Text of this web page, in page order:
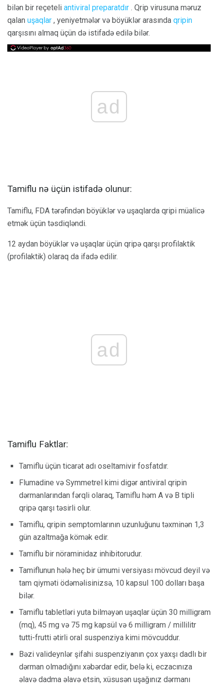
bilən bir reçeteli antiviral preparatdır . Qrip virusuna məruz
qalan uşaqlar , yeniyetmələr və böyüklər arasında qripin
qarşısını almaq üçün də istifadə edilə bilər.
ad
Tamiflu nə üçün istifadə olunur:
Tamiflu, FDA tərəfindən böyüklər və uşaqlarda qripi müalicə
etmək üçün təsdiqləndi.
12 aydan böyüklər və uşaqlar üçün qripə qarşı profilaktik
(profilaktik) olaraq da ifadə edilir.
ad
Tamiflu Faktlar:
Tamiflu üçün ticarət adı oseltamivir fosfatdır.
Flumadine və Symmetrel kimi digər antiviral qripin
dərmanlarından fərqli olaraq, Tamiflu həm A və B tipli
qripə qarşı təsirli olur.
Tamiflu, qripin semptomlarının uzunluğunu təxminən 1,3
gün azaltmağa kömək edir.
Tamiflu bir nöraminidaz inhibitorudur.
Tamiflunun hələ heç bir ümumi versiyası mövcud deyil və
tam qiyməti ödəməlisinizsə, 10 kapsul 100 dolları başa
bilər.
Tamiflu tabletləri yuta bilməyən uşaqlar üçün 30 milligram
(mq), 45 mg və 75 mg kapsül və 6 milligram / millilitr
tutti-frutti ətirli oral suspenziya kimi mövcuddur.
Bəzi valideynlər şifahi suspenziyanın çox yaxşı dadlı bir
dərman olmadığını xəbərdar edir, belə ki, eczacınıza
əlavə dadma əlavə etsin, xüsusən uşağınız dərmanı